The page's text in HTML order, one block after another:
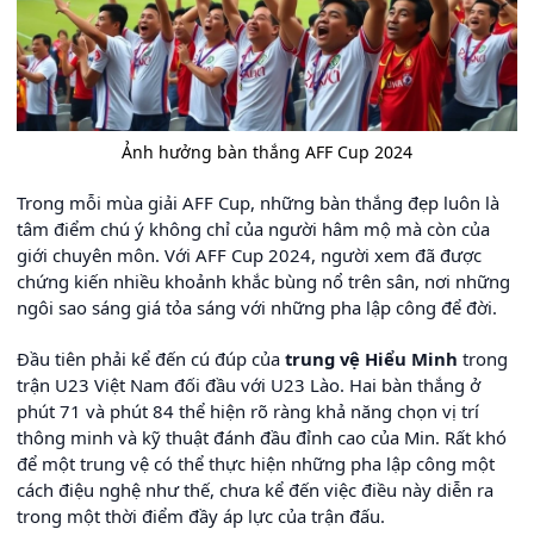
Ảnh hưởng bàn thắng AFF Cup 2024
Trong mỗi mùa giải AFF Cup, những bàn thắng đẹp luôn là
tâm điểm chú ý không chỉ của người hâm mộ mà còn của
giới chuyên môn. Với AFF Cup 2024, người xem đã được
chứng kiến nhiều khoảnh khắc bùng nổ trên sân, nơi những
ngôi sao sáng giá tỏa sáng với những pha lập công để đời.
Đầu tiên phải kể đến cú đúp của trung vệ Hiểu Minh trong
trận U23 Việt Nam đối đầu với U23 Lào. Hai bàn thắng ở
phút 71 và phút 84 thể hiện rõ ràng khả năng chọn vị trí
thông minh và kỹ thuật đánh đầu đỉnh cao của Min. Rất khó
để một trung vệ có thể thực hiện những pha lập công một
cách điệu nghệ như thế, chưa kể đến việc điều này diễn ra
trong một thời điểm đầy áp lực của trận đấu.